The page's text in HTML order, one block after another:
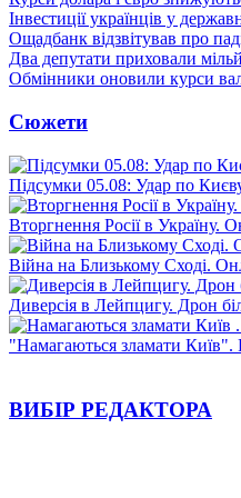
Інвестиції українців у
Ощадбанк відзвітував про
Два депутати приховали
Обмінники оновили курси
Сюжети
Підсумки 05.08: Удар по
Вторгнення Росії в Україну.
Війна на Близькому Сході.
Диверсія в Лейпцигу. Дрон
"Намагаються зламати Київ".
ВИБІР РЕДАКТОРА